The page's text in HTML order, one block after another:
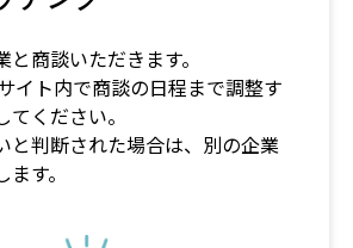
商談いただきます。
イト内で商談の日程まで調整す
てください。
と判断された場合は、別の企業
ます。